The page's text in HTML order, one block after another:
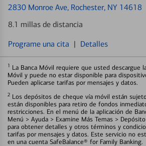
2830 Monroe Ave, Rochester, NY 14618
8.1 millas de distancia
Programe una cita | Detalles
1 La Banca Móvil requiere que usted descargue
Móvil y puede no estar disponible para
Pueden aplicarse tarifas por mensajes y datos.
2 Los depósitos de cheque vía móvil están
están disponibles para retiro de fondos
restricciones. En el menú de la aplicación de
Menú > Ayuda > Examine Más Temas >
para obtener detalles y otros términos y
tarifas por mensajes y datos. Este servicio no
en una cuenta SafeBalance® for Family Banking.